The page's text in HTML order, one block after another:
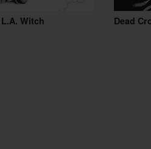
Witch Dead